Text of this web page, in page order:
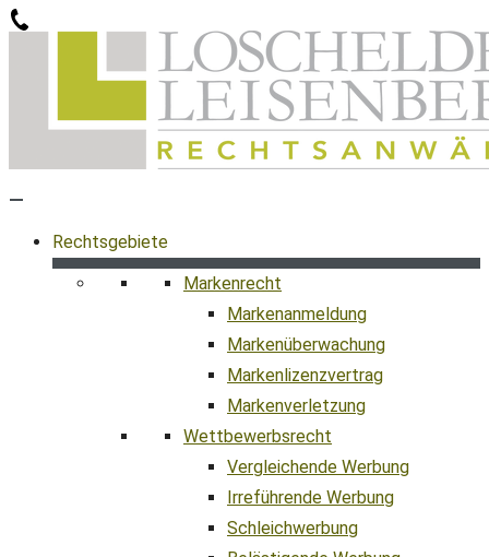
Zum
Rechtsgebiete
Markenrecht
Markenanmeldung
Markenüberwachung
Markenlizenzvertrag
Markenverletzung
Wettbewerbsrecht
Vergleichende Werbung
Irreführende Werbung
Schleichwerbung